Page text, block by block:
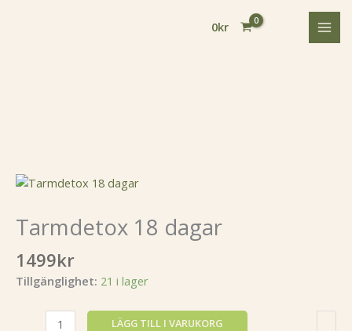
0kr
Tarmdetox 18 dagar
1499kr
Tillgänglighet: 21 i lager
Tarmdetox
dagar
mängd
LÄGG TILL I VARUKORG